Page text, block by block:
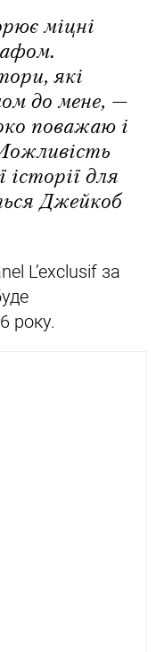
міцні
які
до мене, —
поважаю і
для
Джейкоб
L’exclusif за
року.